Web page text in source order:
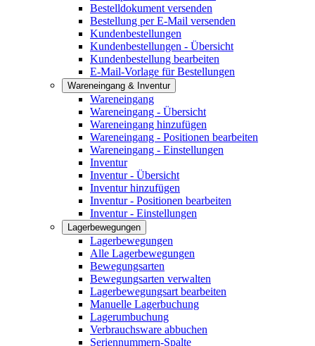
Bestelldokument versenden
Bestellung per E-Mail versenden
Kundenbestellungen
Kundenbestellungen - Übersicht
Kundenbestellung bearbeiten
E-Mail-Vorlage für Bestellungen
Wareneingang & Inventur
Wareneingang
Wareneingang - Übersicht
Wareneingang hinzufügen
Wareneingang - Positionen bearbeiten
Wareneingang - Einstellungen
Inventur
Inventur - Übersicht
Inventur hinzufügen
Inventur - Positionen bearbeiten
Inventur - Einstellungen
Lagerbewegungen
Lagerbewegungen
Alle Lagerbewegungen
Bewegungsarten
Bewegungsarten verwalten
Lagerbewegungsart bearbeiten
Manuelle Lagerbuchung
Lagerumbuchung
Verbrauchsware abbuchen
Seriennummern-Spalte